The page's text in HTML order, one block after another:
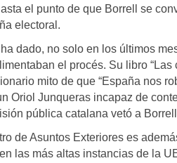
el punto de que Borrell se
electoral.
dado, no solo en los últimos
el procés. Su libro
mito de que “España nos
Oriol Junqueras incapaz de
pública catalana vetó a
de Asuntos Exteriores es
las más altas instancias de la